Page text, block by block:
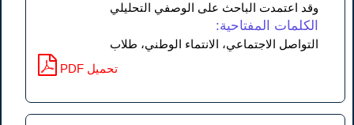
وقد اعتمدت الباحث على الوصفي التحليلي
الكلمات المفتاحية:
التواصل الاجتماعي، الانتماء الوطني، طلاب
PDF تحميل